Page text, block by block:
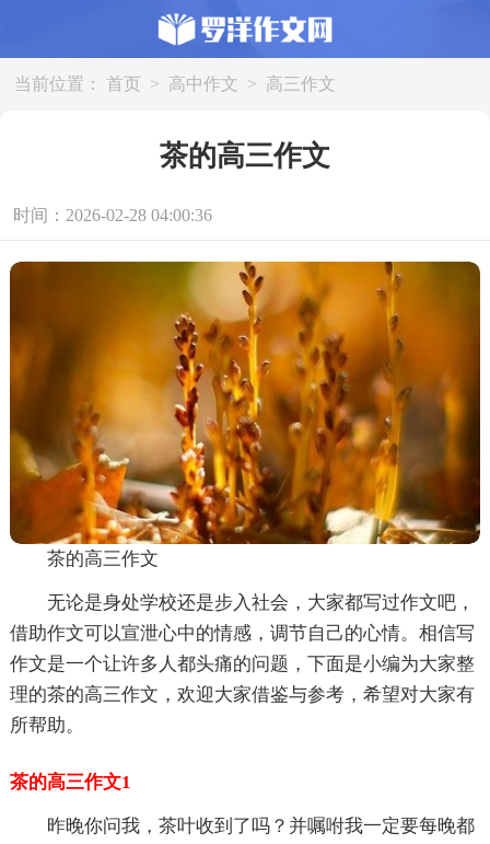
当前位置： 首页 > 高中作文 > 高三作文
茶的高三作文
时间：2026-02-28 04:00:36
茶的高三作文
无论是身处学校还是步入社会，大家都写过作文吧，
借助作文可以宣泄心中的情感，调节自己的心情。相信写
作文是一个让许多人都头痛的问题，下面是小编为大家整
理的茶的高三作文，欢迎大家借鉴与参考，希望对大家有
所帮助。
茶的高三作文1
昨晚你问我，茶叶收到了吗？并嘱咐我一定要每晚都